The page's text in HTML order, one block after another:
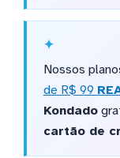
Nossos
de R$ 99
Kondado
cartão de